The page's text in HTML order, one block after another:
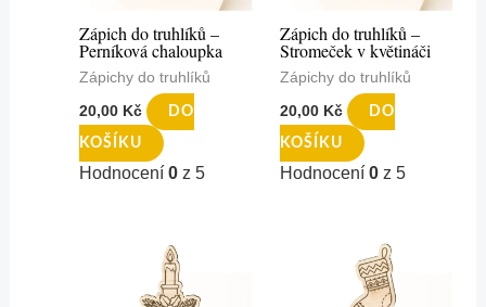
Zápich do truhlíků –
Perníková chaloupka
Zápichy do truhlíků
20,00 Kč DO
KOŠÍKU
Hodnocení 0z 5
Zápich do truhlíků –
Stromeček v květináči
Zápichy do truhlíků
20,00 Kč DO
KOŠÍKU
Hodnocení 0 z 5